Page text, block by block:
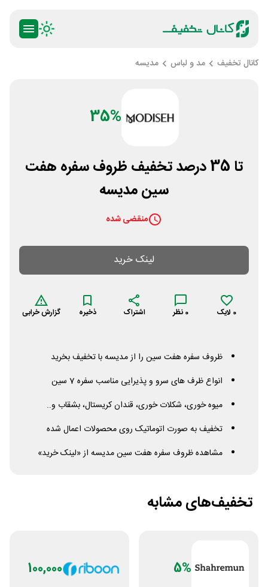
کانال تخفیف مد و لباس مدیسه
35%
تا 35 درصد تخفیف ظروف سفره هفت
سین مدیسه
منقضی شده
لینک خرید
0 لایک 0 نظر اشتراک ذخیره گزارش خرابی
ظروف سفره هفت سین را از مدیسه با تخفیف بخرید
انواع ظرف های سرو و پذیرایی مناسب سفره 7 سین
میوه خوری، شکلات خوری، قندان کریستال، بشقاب و..
تخفیف به صورت اتوماتیک روی محصولات اعمال شده
مشاهده ظروف سفره هفت سین مدیسه از «لینک خرید»
تخفیف‌های مشابه
5%
100,000